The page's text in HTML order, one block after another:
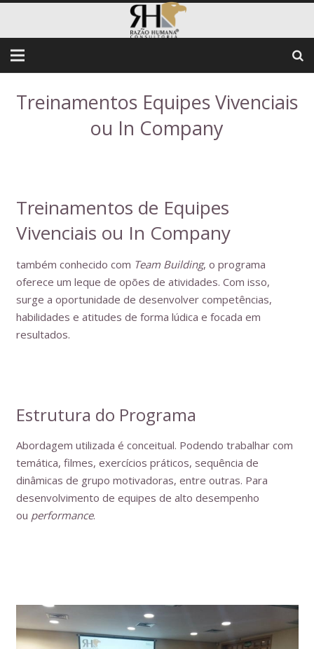
Treinamentos Equipes Vivenciais
ou In Company
Treinamentos de Equipes
Vivenciais ou In Company
também conhecido com Team Building, o programa
oferece um leque de opões de atividades. Com isso,
surge a oportunidade de desenvolver competências,
habilidades e atitudes de forma lúdica e focada em
resultados.
Estrutura do Programa
Abordagem utilizada é conceitual. Podendo trabalhar com
temática, filmes, exercícios práticos, sequência de
dinâmicas de grupo motivadoras, entre outras. Para
desenvolvimento de equipes de alto desempenho
ou performance.